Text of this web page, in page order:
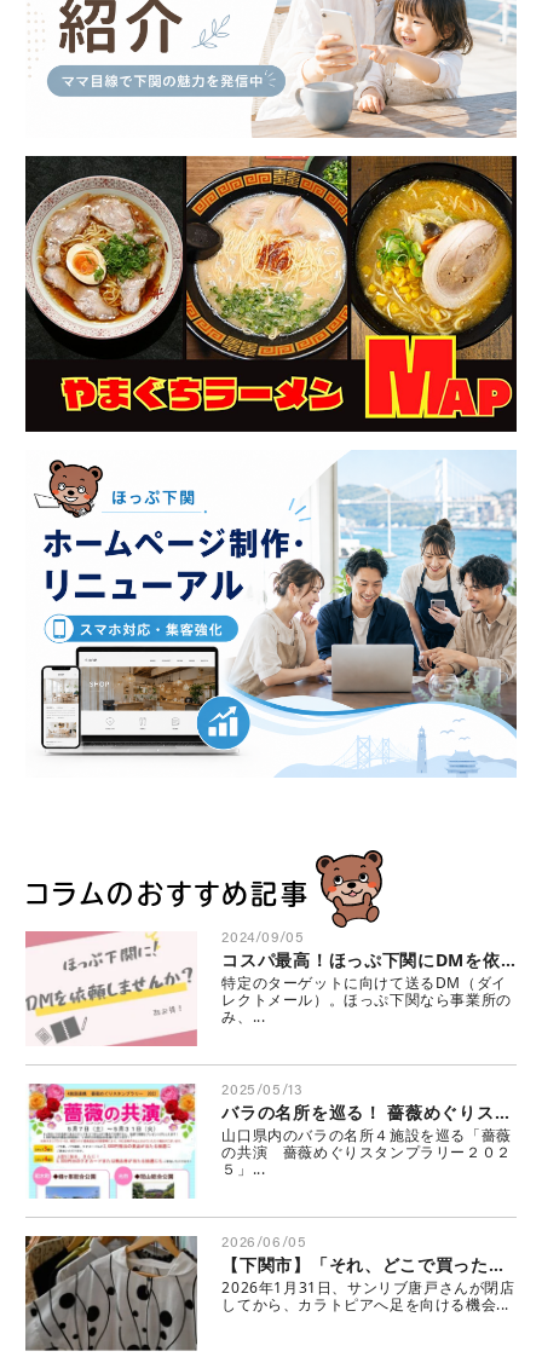
コラムのおすすめ記事
2024/09/05
コスパ最高！ほっぷ下関にDMを依頼しませんか？ 1通6.2円～
特定のターゲットに向けて送るDM（ダイ
レクトメール）。ほっぷ下関なら事業所の
み、...
2025/05/13
バラの名所を巡る！ 薔薇めぐりスタンプラリー実施中
山口県内のバラの名所４施設を巡る「薔薇
の共演 薔薇めぐりスタンプラリー２０２
５」...
2026/06/05
【下関市】「それ、どこで買ったの？」と聞かれるような、とっておきの一着に出会える店。カラトピアの中の、グランツ(GLANZ)さん
2026年1月31日、サンリブ唐戸さんが閉店
してから、カラトピアへ足を向ける機会...